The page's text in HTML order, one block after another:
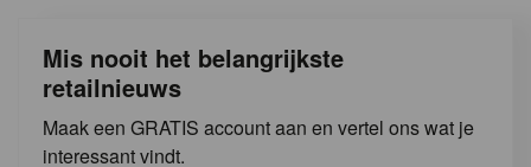
Mis nooit het belangrijkste
retailnieuws
Maak een GRATIS account aan en vertel ons wat je
interessant vindt.